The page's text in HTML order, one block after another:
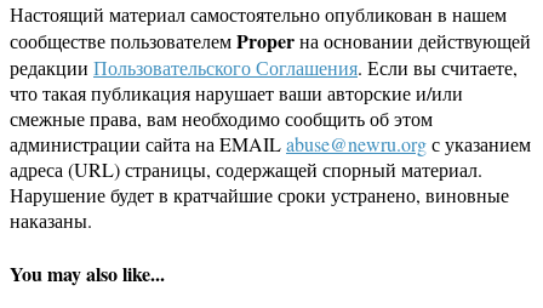
Настоящий материал самостоятельно опубликован в нашем
сообществе пользователемProperна основании действующей
редакции Пользовательского Соглашения. Если вы считаете,
что такая публикация нарушает ваши авторские и/или
смежные права, вам необходимо сообщить об этом
администрации сайта на EMAILabuse@newru.orgс указанием
адреса (URL) страницы, содержащей спорный материал.
Нарушение будет в кратчайшие сроки устранено, виновные
наказаны.
You may also like...